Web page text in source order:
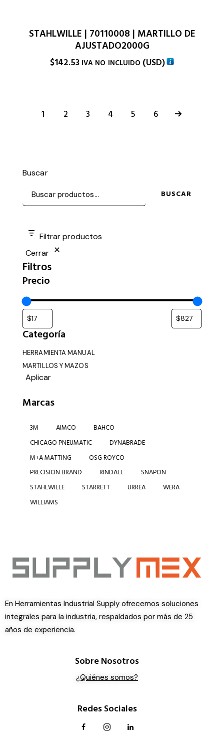
STAHLWILLE | 70110008 | MARTILLO DE
AJUSTADO2000G
$142.53 IVA NO INCLUIDO (USD)
1 2 3 4 5 6
→
Buscar
BUSCAR
Filtrar productos
Cerrar
Filtros
Precio
Categoría
HERRAMIENTA MANUAL
MARTILLOS Y MAZOS
Aplicar
Marcas
3M AIMCO
BAHCO
CHICAGO PNEUMATIC
DYNABRADE
M+A MATTING
OSG ROYCO
PRECISION BRAND
RINDALL
SNAPON
STAHLWILLE
STARRETT URREA
WERA
WILLIAMS
En Herramientas Industrial Supply ofrecemos soluciones
integrales para la industria, respaldados por más de 25
años de experiencia.
Sobre Nosotros
¿Quiénes somos?
Redes Sociales